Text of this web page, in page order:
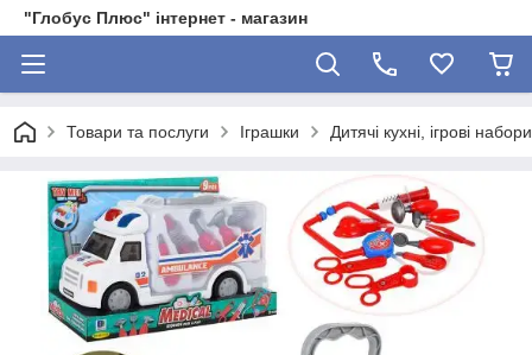
"Глобус Плюс" інтернет - магазин
Товари та послуги Іграшки Дитячі кухні, ігрові